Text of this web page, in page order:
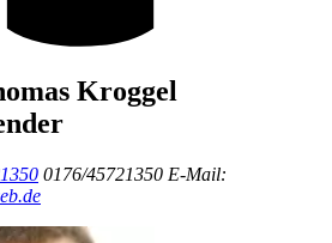
Kroggel
0176/45721350 E-Mail: